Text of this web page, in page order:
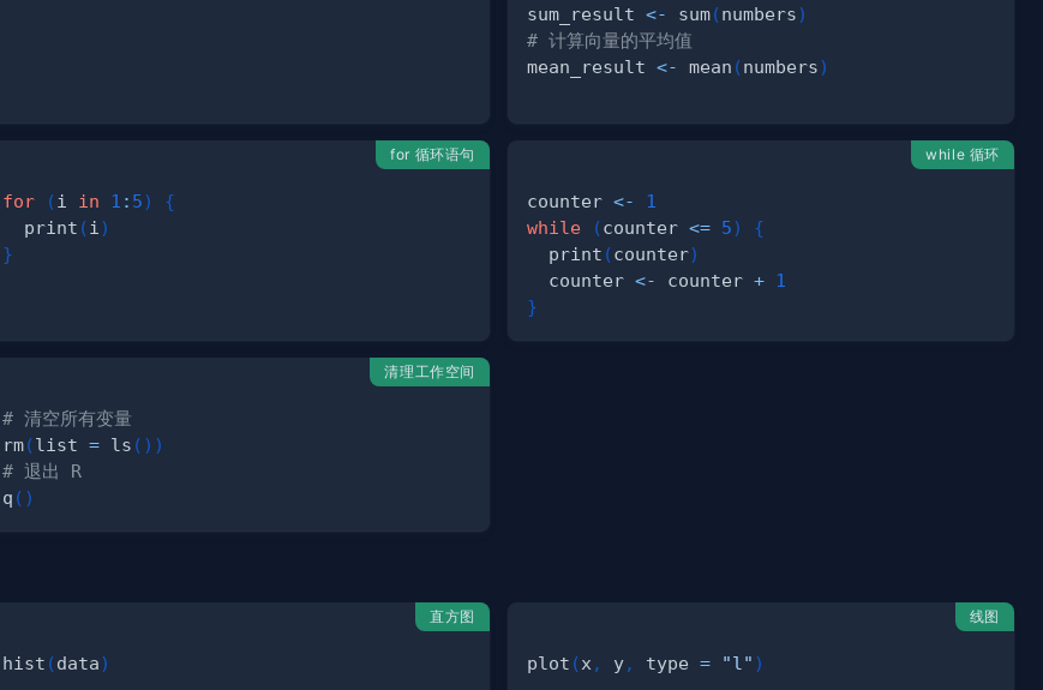
sum_result <- sum(numbers)
# 计算向量的平均值
mean_result <- mean (numbers)
for 循环语句
for ( i in 1 : 5)
{
  print
( i )
}
while 循环
counter <-
1
while
(counter <= 5)
{
  print
(counter)
  counter
<- counter + 1
}
清理工作空间
# 清空所有变量
rm(list = ls ( ) )
# 退出 R
q ( )
直方图
hist (data)
线图
plot (x , y, type = "l" )